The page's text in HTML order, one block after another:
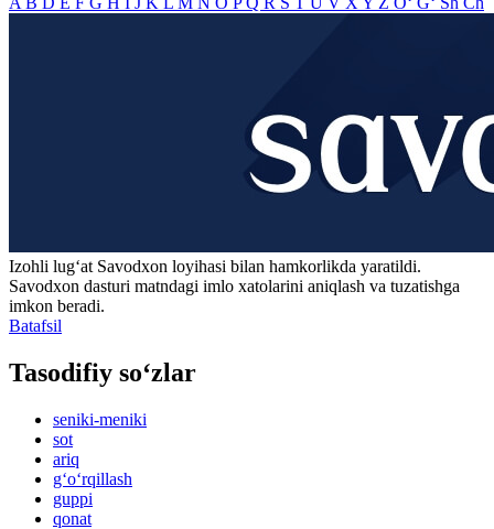
Izohli lugʻat Savodxon loyihasi bilan hamkorlikda yaratildi.
Savodxon dasturi matndagi imlo xatolarini aniqlash va tuzatishga
imkon beradi.
Batafsil
Tasodifiy so‘zlar
seniki-meniki
sot
ariq
g‘o‘rqillash
guppi
qonat